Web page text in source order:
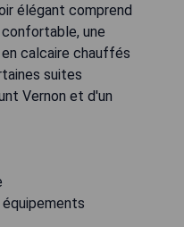
élégant comprend
une
calcaire chauffés
suites
Vernon et d'un